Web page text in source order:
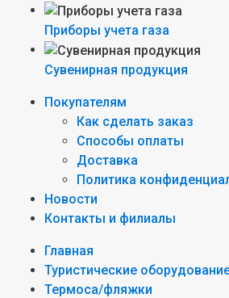
Приборы учета газа
Сувенирная продукция
Покупателям
Как сделать заказ
Способы оплаты
Доставка
Политика
Новости
Контакты и филиалы
Главная
Туристические
Термоса/фляжки